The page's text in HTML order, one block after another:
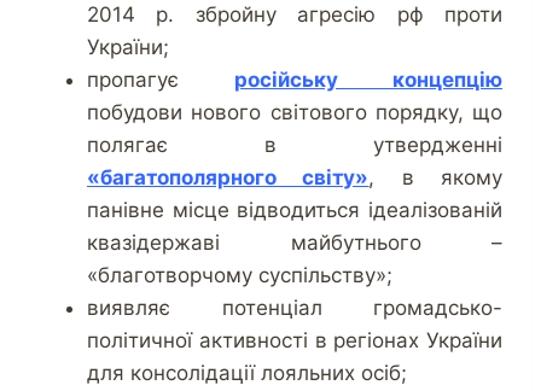
2014 р. збройну агресію рф проти
України;
пропагує російську концепцію
побудови нового світового порядку, що
полягає в утвердженні
«багатополярного світу», в якому
панівне місце відводиться ідеалізованій
квазідержаві майбутнього –
«благотворчому суспільству»;
виявляє потенціал громадсько-
політичної активності в регіонах України
для консолідації лояльних осіб;